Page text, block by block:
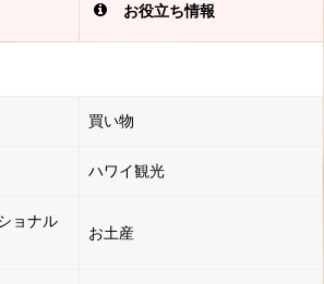
お役立ち情報
買い物
ハワイ観光
ョナル
お土産